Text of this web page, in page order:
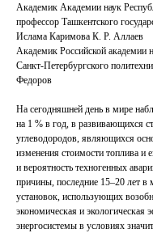
Академик Академии наук
профессор Ташкентского
Ислама Каримова К. Р. Аллаев
Академик Российской академии
Санкт-Петербургского
Федоров
На сегодняшней день в мире
на 1 % в год, в развивающихся
углеводородов, являющихся
изменения стоимости топлива и
и вероятность техногенных
причины, последние 15–20 лет в
установок, использующих
экономическая и экологическая
энергосистемы в условиях